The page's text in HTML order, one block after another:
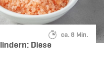
Lesedauer:
ca. 8 Min.
Diese